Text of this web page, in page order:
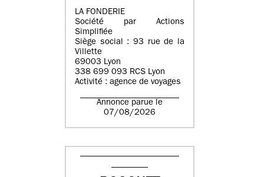
LA FONDERIE
Société par Actions
Simplifiée
Siège social : 93 rue de la
Villette
69003 Lyon
338 699 093 RCS Lyon
Activité : agence de voyages
Annonce parue le
07/08/2026